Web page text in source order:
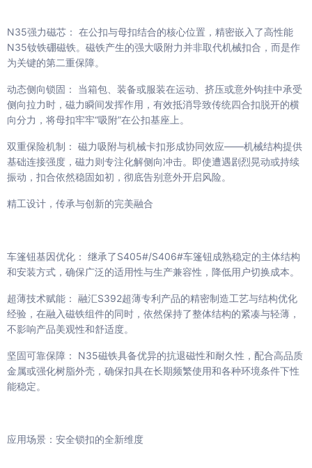
N35强力磁芯： 在公扣与母扣结合的核心位置，精密嵌入了高性能
N35钕铁硼磁铁。磁铁产生的强大吸附力并非取代机械扣合，而是作
为关键的第二重保障。
动态侧向锁固： 当箱包、装备或服装在运动、挤压或意外钩挂中承受
侧向拉力时，磁力瞬间发挥作用，有效抵消导致传统四合扣脱开的横
向分力，将母扣牢牢“吸附”在公扣基座上。
双重保险机制： 磁力吸附与机械卡扣形成协同效应——机械结构提供
基础连接强度，磁力则专注化解侧向冲击。即使遭遇剧烈晃动或持续
振动，扣合依然稳固如初，彻底告别意外开启风险。
精工设计，传承与创新的完美融合
车篷钮基因优化： 继承了S405#/S406#车篷钮成熟稳定的主体结构
和安装方式，确保广泛的适用性与生产兼容性，降低用户切换成本。
超薄技术赋能： 融汇S392超薄专利产品的精密制造工艺与结构优化
经验，在融入磁铁组件的同时，依然保持了整体结构的紧凑与轻薄，
不影响产品美观性和舒适度。
坚固可靠保障： N35磁铁具备优异的抗退磁性和耐久性，配合高品质
金属或强化树脂外壳，确保扣具在长期频繁使用和各种环境条件下性
能稳定。
应用场景：安全锁扣的全新维度